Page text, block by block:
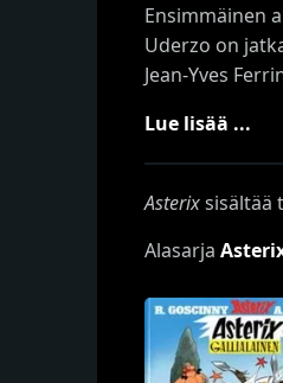
Ensimmäinen
Uderzo on
Jean-Yves
Lue lisää ...
Asterixsisältää
Alasarja